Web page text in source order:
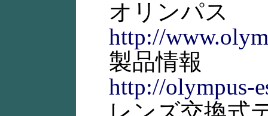
オリンパス
http://
製品情報
http://olympus-